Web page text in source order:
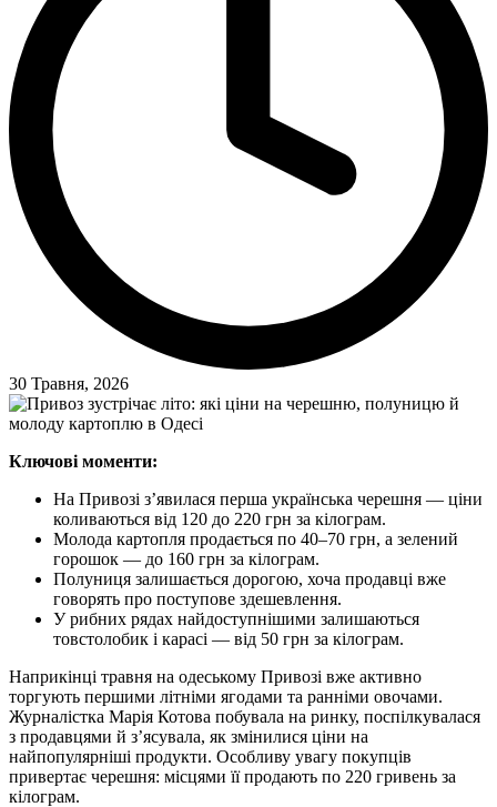
30 Травня, 2026
Ключові моменти:
На Привозі з’явилася перша українська черешня — ціни
коливаються від 120 до 220 грн за кілограм.
Молода картопля продається по 40–70 грн, а зелений
горошок — до 160 грн за кілограм.
Полуниця залишається дорогою, хоча продавці вже
говорять про поступове здешевлення.
У рибних рядах найдоступнішими залишаються
товстолобик і карасі — від 50 грн за кілограм.
Наприкінці травня на одеському Привозі вже активно
торгують першими літніми ягодами та ранніми овочами.
Журналістка Марія Котова побувала на ринку, поспілкувалася
з продавцями й з’ясувала, як змінилися ціни на
найпопулярніші продукти. Особливу увагу покупців
привертає черешня: місцями її продають по 220 гривень за
кілограм.